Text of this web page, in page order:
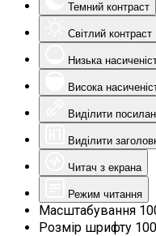
Темний контраст
Світлий контраст
Низька
Висока
Виділити
Виділити
Читач з екрана
Режим читання
Масштабування
Розмір шрифту 100